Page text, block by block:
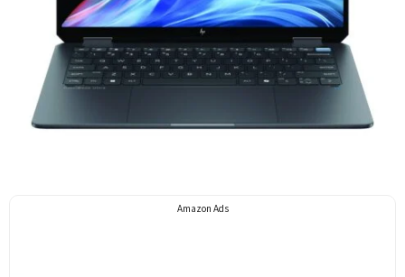
Amazon Ads